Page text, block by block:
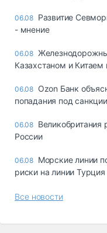
06.08 Развитие
- мнение
06.08
Казахстаном и Китаем
06.08 Ozon Банк
попадания под
06.08 Великобритания
России
06.08 Морские линии
риски на линии
Все новости